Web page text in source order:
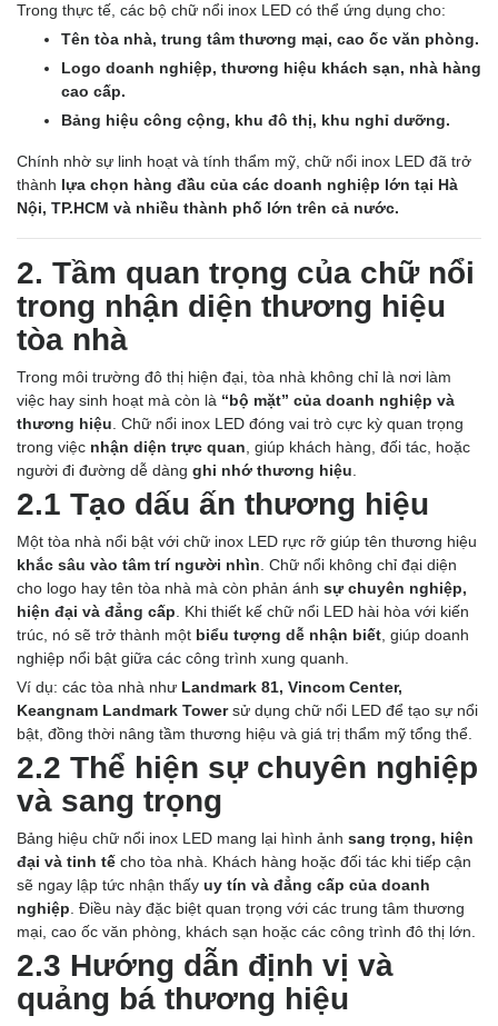
Trong thực tế, các bộ chữ nổi inox LED có thể ứng dụng cho:
Tên tòa nhà, trung tâm thương mại, cao ốc văn phòng.
Logo doanh nghiệp, thương hiệu khách sạn, nhà hàng
cao cấp.
Bảng hiệu công cộng, khu đô thị, khu nghỉ dưỡng.
Chính nhờ sự linh hoạt và tính thẩm mỹ, chữ nổi inox LED đã trở
thành lựa chọn hàng đầu của các doanh nghiệp lớn tại Hà
Nội, TP.HCM và nhiều thành phố lớn trên cả nước.
2. Tầm quan trọng của chữ nổi
trong nhận diện thương hiệu
tòa nhà
Trong môi trường đô thị hiện đại, tòa nhà không chỉ là nơi làm
việc hay sinh hoạt mà còn là “bộ mặt” của doanh nghiệp và
thương hiệu . Chữ nổi inox LED đóng vai trò cực kỳ quan trọng
trong việc nhận diện trực quan , giúp khách hàng, đối tác, hoặc
người đi đường dễ dàng ghi nhớ thương hiệu
2.1 Tạo dấu ấn thương hiệu
Một tòa nhà nổi bật với chữ inox LED rực rỡ giúp tên thương hiệu
khắc sâu vào tâm trí người nhìn . Chữ nổi không chỉ đại diện
cho logo hay tên tòa nhà mà còn phản ánh sự chuyên nghiệp,
hiện đại và đẳng cấp . Khi thiết kế chữ nổi LED hài hòa với kiến
trúc, nó sẽ trở thành một biểu tượng dễ nhận biết , giúp doanh
nghiệp nổi bật giữa các công trình xung quanh.
Ví dụ: các tòa nhà như Landmark 81, Vincom Center,
Keangnam Landmark Towersử dụng chữ nổi LED để tạo sự nổi
bật, đồng thời nâng tầm thương hiệu và giá trị thẩm mỹ tổng thể.
2.2 Thể hiện sự chuyên nghiệp
và sang trọng
Bảng hiệu chữ nổi inox LED mang lại hình ảnh sang trọng, hiện
đại và tinh tế cho tòa nhà. Khách hàng hoặc đối tác khi tiếp cận
sẽ ngay lập tức nhận thấy uy tín và đẳng cấp của doanh
nghiệp . Điều này đặc biệt quan trọng với các trung tâm thương
mại, cao ốc văn phòng, khách sạn hoặc các công trình đô thị lớn.
2.3 Hướng dẫn định vị và
quảng bá thương hiệu